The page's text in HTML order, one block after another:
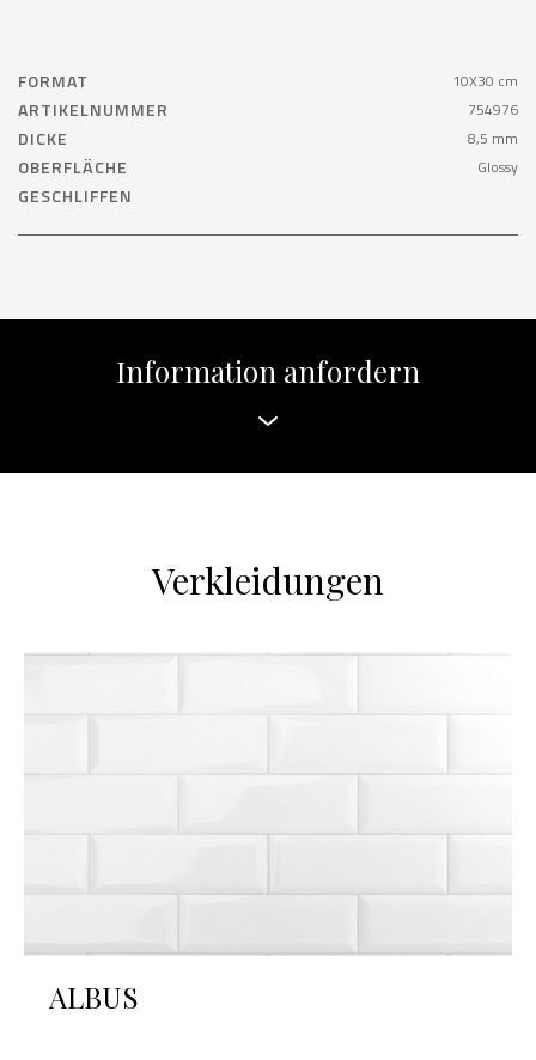
FORMAT 10X30 cm
ARTIKELNUMMER 754976
DICKE 8,5 mm
OBERFLÄCHE Glossy
GESCHLIFFEN
Information anfordern
Verkleidungen
ALBUS